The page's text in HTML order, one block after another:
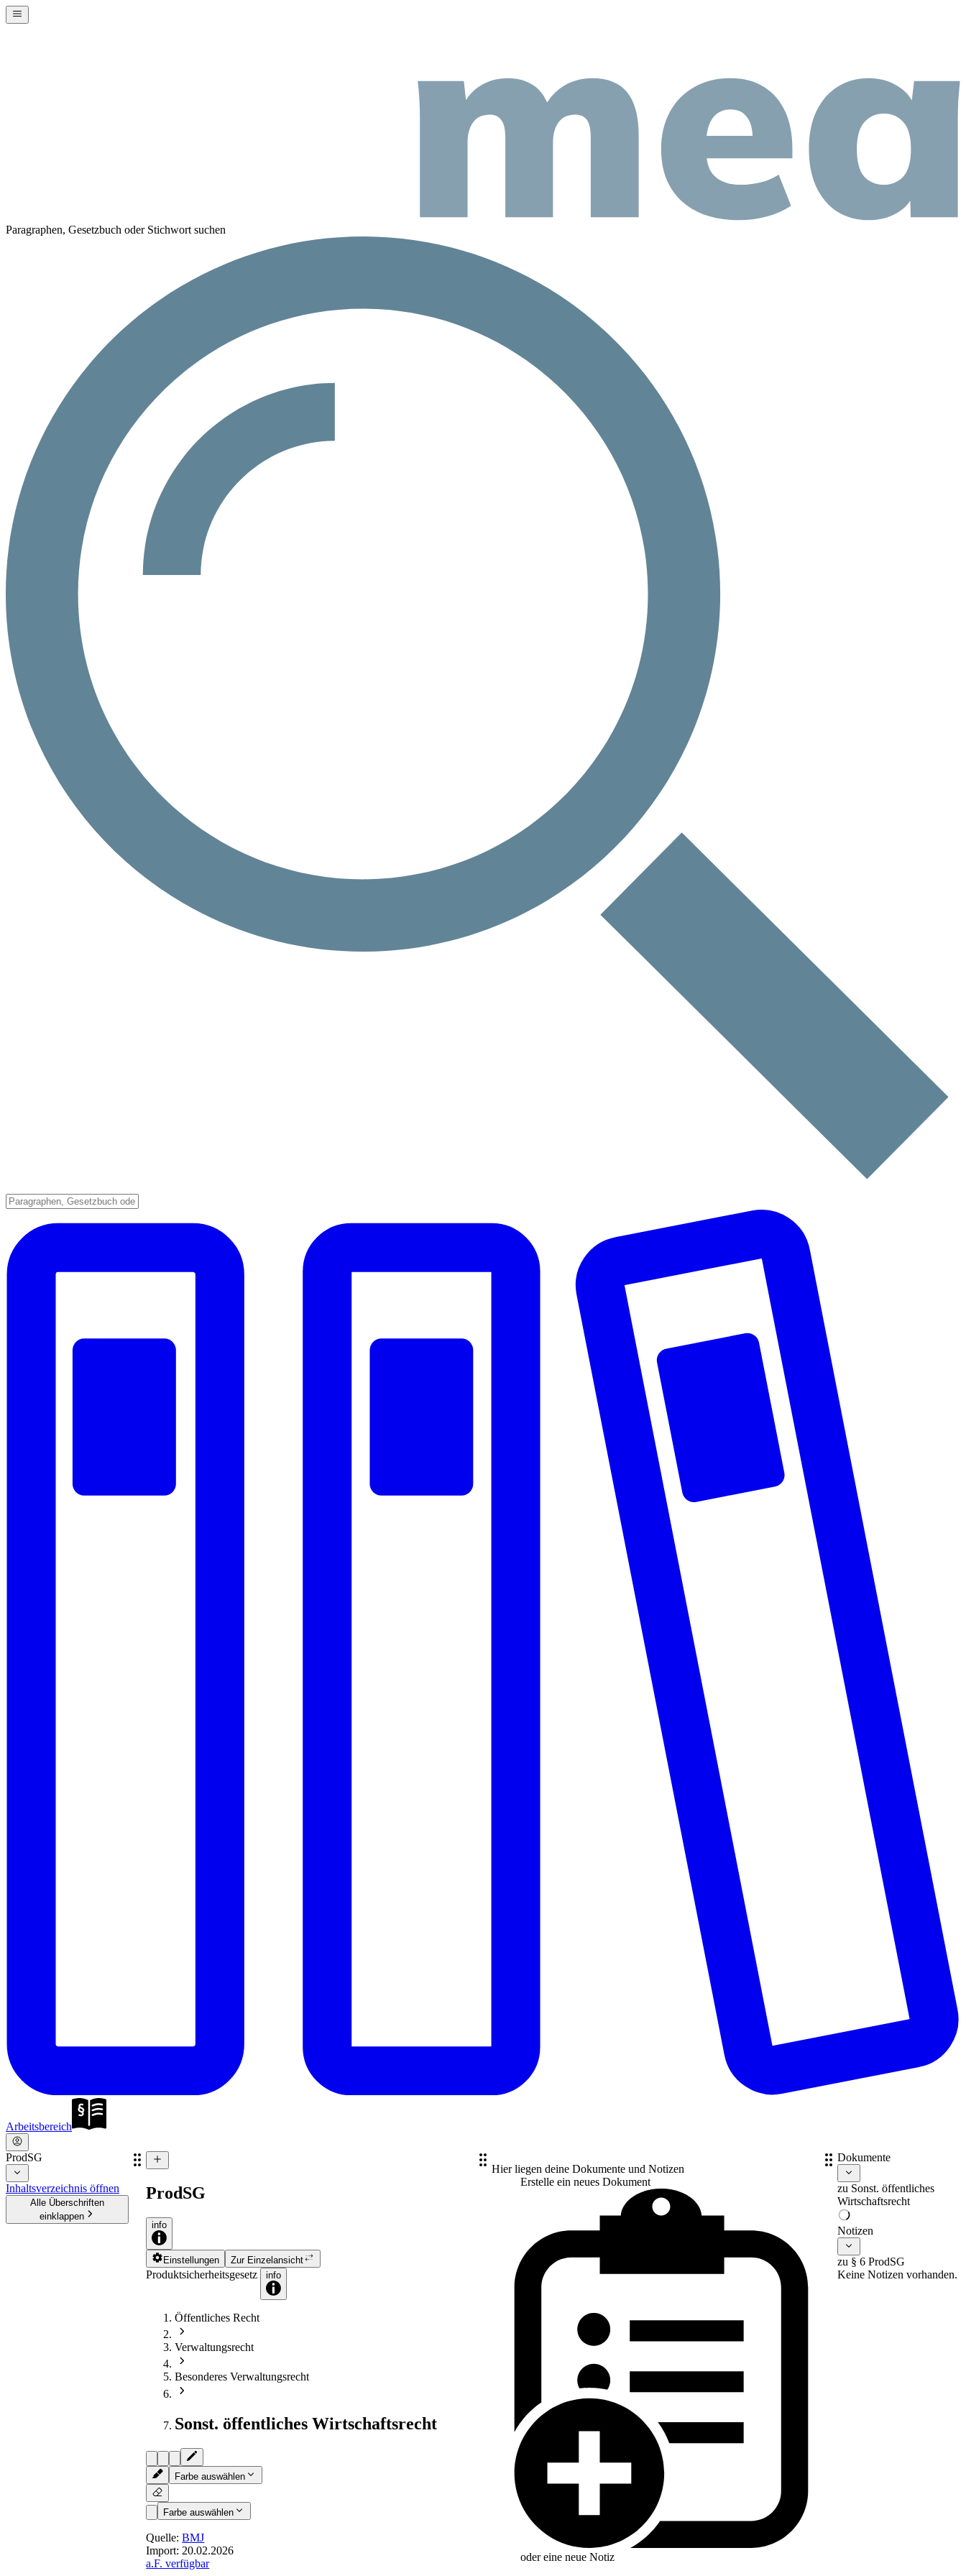
Paragraphen, Gesetzbuch oder Stichwort suchen
Arbeitsbereich
ProdSG
Inhaltsverzeichnis öffnen
Alle Überschriften
einklappen
ProdSG
info
Einstellungen Zur Einzelansicht
Produktsicherheitsgesetz info
Öffentliches Recht
Verwaltungsrecht
Besonderes Verwaltungsrecht
Sonst. öffentliches Wirtschaftsrecht
Farbe auswählen
Farbe auswählen
§ 6- Sprache der Informationen,
Quelle:BMJ
Import: 20.02.2026
a.F. verfügbar
Hier liegen deine Dokumente und Notizen
Erstelle ein neues Dokument
oder eine neue Notiz
Dokumente
zu Sonst. öffentliches
Wirtschaftsrecht
Notizen
zu § 6 ProdSG
Keine Notizen vorhanden.